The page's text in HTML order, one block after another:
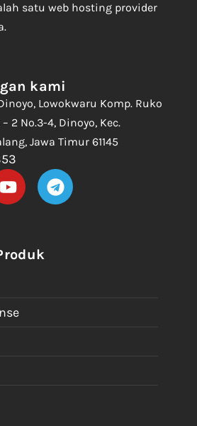
satu web hosting provider
kami
Lowokwaru Komp. Ruko
2 No.3-4, Dinoyo, Kec.
Jawa Timur 61145